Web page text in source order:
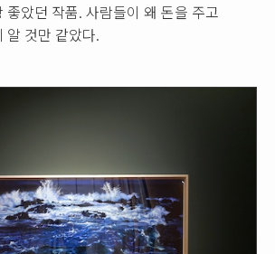
좋았던 작품. 사람들이 왜 돈을 주고
알 것만 같았다.